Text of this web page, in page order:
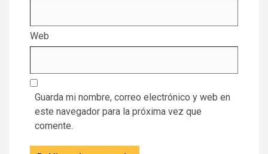
Web
Guarda mi nombre, correo electrónico y web en
este navegador para la próxima vez que
comente.